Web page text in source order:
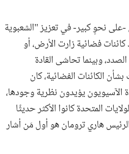
-على نحوٍ كبير- في تعزيز "الشعبوية
كائنات فضائية زارت الأرض، أو
وبينما تحاشى القادة
الكائنات الفضائية، كان
الآسيويون يؤيدون نظرية وجودها،
المتحدة كانوا الأكثر حديثًا
هاري ترومان هو أول مَن أشار